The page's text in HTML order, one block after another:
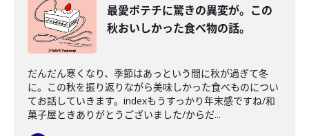
最愛ポテチに驚きの異変が。この
秋おいしかった食べ物の話。
だんだん寒くなり、季節はあっという間に秋が過ぎて冬
に。この秋を振り返りながら美味しかった食べものについ
てお話していきます。indexもうすっかり年末感ですね/和
菓子屋ときありがとうございました/からだ...